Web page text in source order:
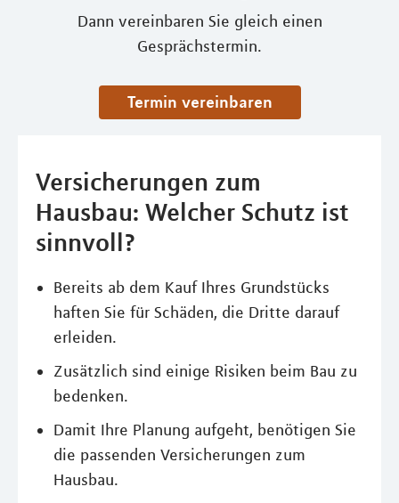
Dann vereinbaren Sie gleich einen
Gesprächstermin.
Termin vereinbaren
Versicherungen zum
Hausbau: Welcher Schutz ist
sinnvoll?
Bereits ab dem Kauf Ihres Grundstücks
haften Sie für Schäden, die Dritte darauf
erleiden.
Zusätzlich sind einige Risiken beim Bau zu
bedenken.
Damit Ihre Planung aufgeht, benötigen Sie
die passenden Versicherungen zum
Hausbau.